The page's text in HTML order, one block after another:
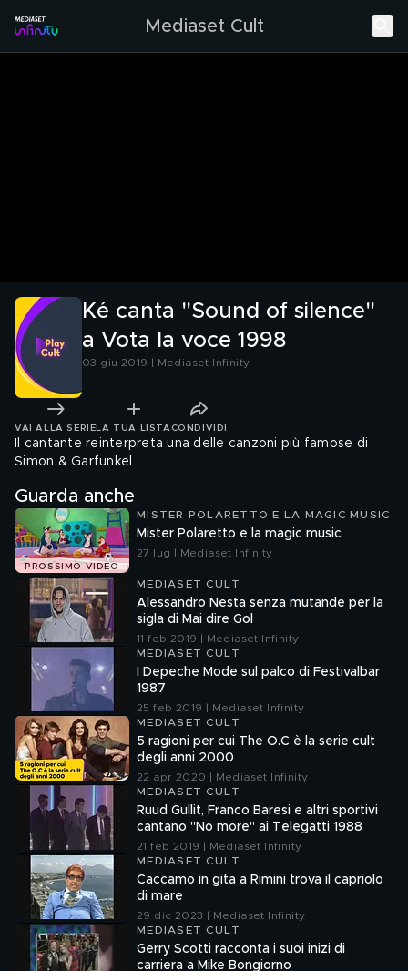
Mediaset Cult
Ké canta "Sound of silence"
a Vota la voce 1998
03 giu 2019 | Mediaset Infinity
VAI ALLA SERIE LA TUA LISTA CONDIVIDI
Il cantante reinterpreta una delle canzoni più famose di
Simon & Garfunkel
Guarda anche
PROSSIMO VIDEO
MISTER POLARETTO E LA MAGIC MUSIC
Mister Polaretto e la magic music
27 lug | Mediaset Infinity
MEDIASET CULT
Alessandro Nesta senza mutande per la
sigla di Mai dire Gol
11 feb 2019 | Mediaset Infinity
MEDIASET CULT
I Depeche Mode sul palco di Festivalbar
1987
25 feb 2019 | Mediaset Infinity
MEDIASET CULT
5 ragioni per cui The O.C è la serie cult
degli anni 2000
22 apr 2020 | Mediaset Infinity
MEDIASET CULT
Ruud Gullit, Franco Baresi e altri sportivi
cantano "No more" ai Telegatti 1988
21 feb 2019 | Mediaset Infinity
MEDIASET CULT
Caccamo in gita a Rimini trova il capriolo
di mare
29 dic 2023 | Mediaset Infinity
MEDIASET CULT
Gerry Scotti racconta i suoi inizi di
carriera a Mike Bongiorno